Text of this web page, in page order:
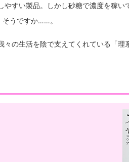
やすい製品。しかし砂糖で濃度を稼い
うですか……。
々の生活を陰で支えてくれている「